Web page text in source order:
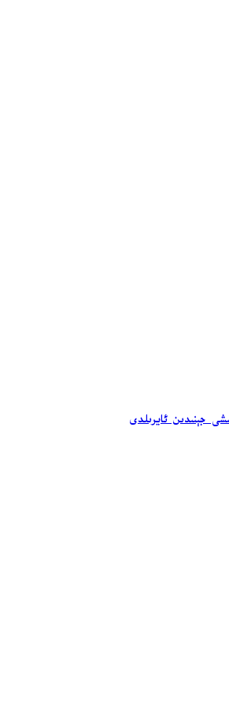
جېنىدىن ئايرىلدى